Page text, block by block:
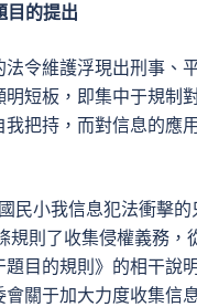
目的提出
令維護浮現出刑事、
短板，即集中于規制
把持，而對信息的應
民小我信息犯法衝擊
則了收集侵權義務，
目的規則》的相干說
關于加大力度收集信